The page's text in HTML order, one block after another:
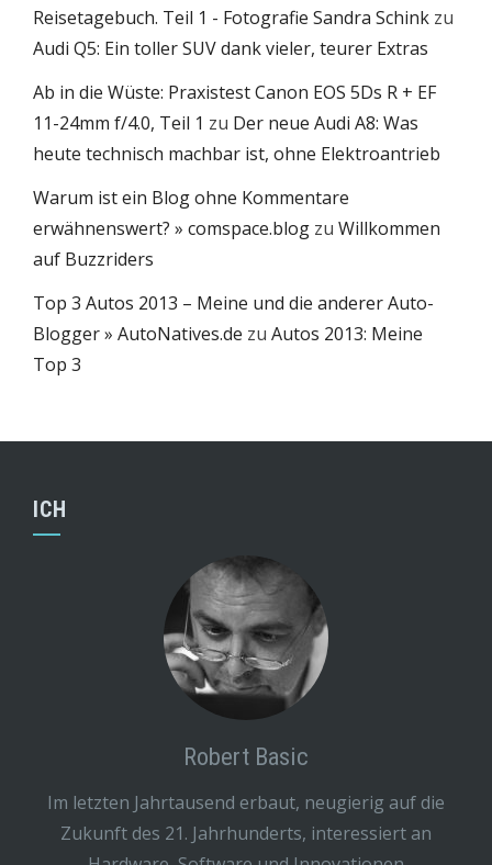
Reisetagebuch. Teil 1 - Fotografie Sandra Schink zu
Audi Q5: Ein toller SUV dank vieler, teurer Extras
Ab in die Wüste: Praxistest Canon EOS 5Ds R + EF
11-24mm f/4.0, Teil 1 zu Der neue Audi A8: Was
heute technisch machbar ist, ohne Elektroantrieb
Warum ist ein Blog ohne Kommentare
erwähnenswert? » comspace.blog zu Willkommen
auf Buzzriders
Top 3 Autos 2013 – Meine und die anderer Auto-
Blogger » AutoNatives.de zu Autos 2013: Meine
Top 3
ICH
Robert Basic
Im letzten Jahrtausend erbaut, neugierig auf die
Zukunft des 21. Jahrhunderts, interessiert an